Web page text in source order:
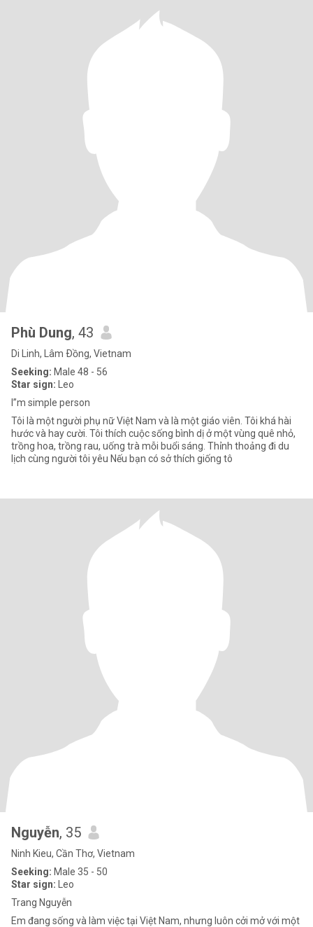
Phù Dung, 43
Di Linh, Lâm Ðồng, Vietnam
Seeking: Male 48 - 56
Star sign: Leo
I”m simple person
Tôi là một người phụ nữ Việt Nam và là một giáo viên. Tôi khá hài
hước và hay cười. Tôi thích cuộc sống bình dị ở một vùng quê nhỏ,
trồng hoa, trồng rau, uống trà mỗi buổi sáng. Thỉnh thoảng đi du
lịch cùng người tôi yêu Nếu bạn có sở thích giống tô
Nguyễn, 35
Ninh Kieu, Cần Thơ, Vietnam
Seeking: Male 35 - 50
Star sign: Leo
Trang Nguyễn
Em đang sống và làm việc tại Việt Nam, nhưng luôn cởi mở với một